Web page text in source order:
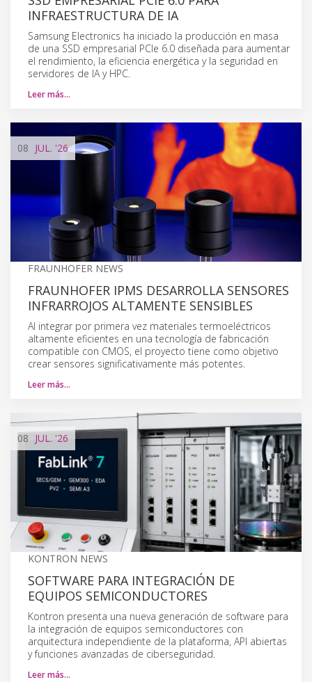
INFRAESTRUCTURA DE IA
Samsung Electronics ha iniciado la producción en masa
de una SSD empresarial PCIe 6.0 diseñada para aumentar
el rendimiento, la eficiencia energética y la seguridad en
servidores de IA y HPC.
Leer más…
08 JUL. '26
FRAUNHOFER NEWS
FRAUNHOFER IPMS DESARROLLA SENSORES
INFRARROJOS ALTAMENTE SENSIBLES
Al integrar por primera vez materiales termoeléctricos
altamente eficientes en una tecnología de fabricación
compatible con CMOS, el proyecto tiene como objetivo
crear sensores significativamente más potentes.
Leer más…
08 JUL. '26
KONTRON NEWS
SOFTWARE PARA INTEGRACIÓN DE
EQUIPOS SEMICONDUCTORES
Kontron presenta una nueva generación de software para
la integración de equipos semiconductores con
arquitectura independiente de la plataforma, API abiertas
y funciones avanzadas de ciberseguridad.
Leer más…